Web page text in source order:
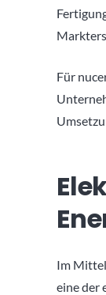
Für
Im
eine der